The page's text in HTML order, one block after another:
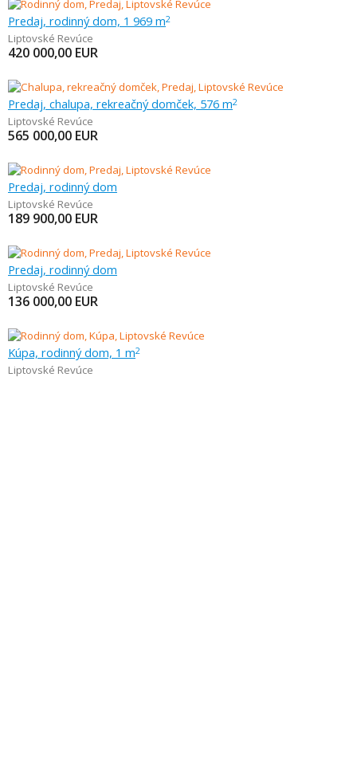
Predaj, rodinný dom, 1 969 m2
Liptovské Revúce
420 000,00 EUR
Predaj, chalupa, rekreačný domček, 576 m2
Liptovské Revúce
565 000,00 EUR
Predaj, rodinný dom
Liptovské Revúce
189 900,00 EUR
Predaj, rodinný dom
Liptovské Revúce
136 000,00 EUR
Kúpa, rodinný dom, 1 m2
Liptovské Revúce